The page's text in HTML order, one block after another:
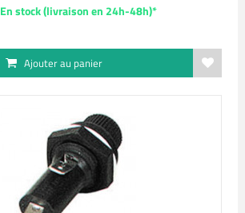
En stock (livraison en 24h-48h)*
Ajouter au panier